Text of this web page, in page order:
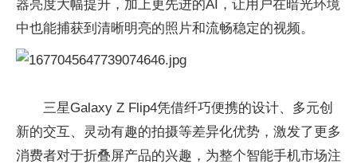
器亮度大幅提升，加上更先进的AI，让用户在暗光环境
中也能捕获到清晰明亮的照片和流畅稳定的视频。
三星Galaxy Z Flip4凭借纤巧便携的设计、多元创
新的交互、灵动有趣的拍摄等差异化优势，激发了更多
消费者对于折叠屏产品的兴趣，为整个智能手机市场注